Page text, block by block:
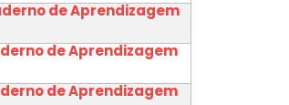
de Aprendizagem
de Aprendizagem
de Aprendizagem